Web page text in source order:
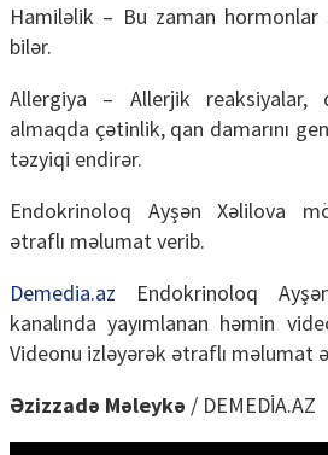
Hamiləlik – Bu zaman
bilər.
Allergiya – Allerjik reaksiyalar,
almaqda çətinlik, qan damarını
təzyiqi endirər.
Endokrinoloq Ayşən Xəlilova
ətraflı məlumat verib.
Demedia.az Endokrinoloq
kanalında yayımlanan həmin
Videonu izləyərək ətraflı məlumat
Əzizzadə Məleykə / DEMEDİA.AZ